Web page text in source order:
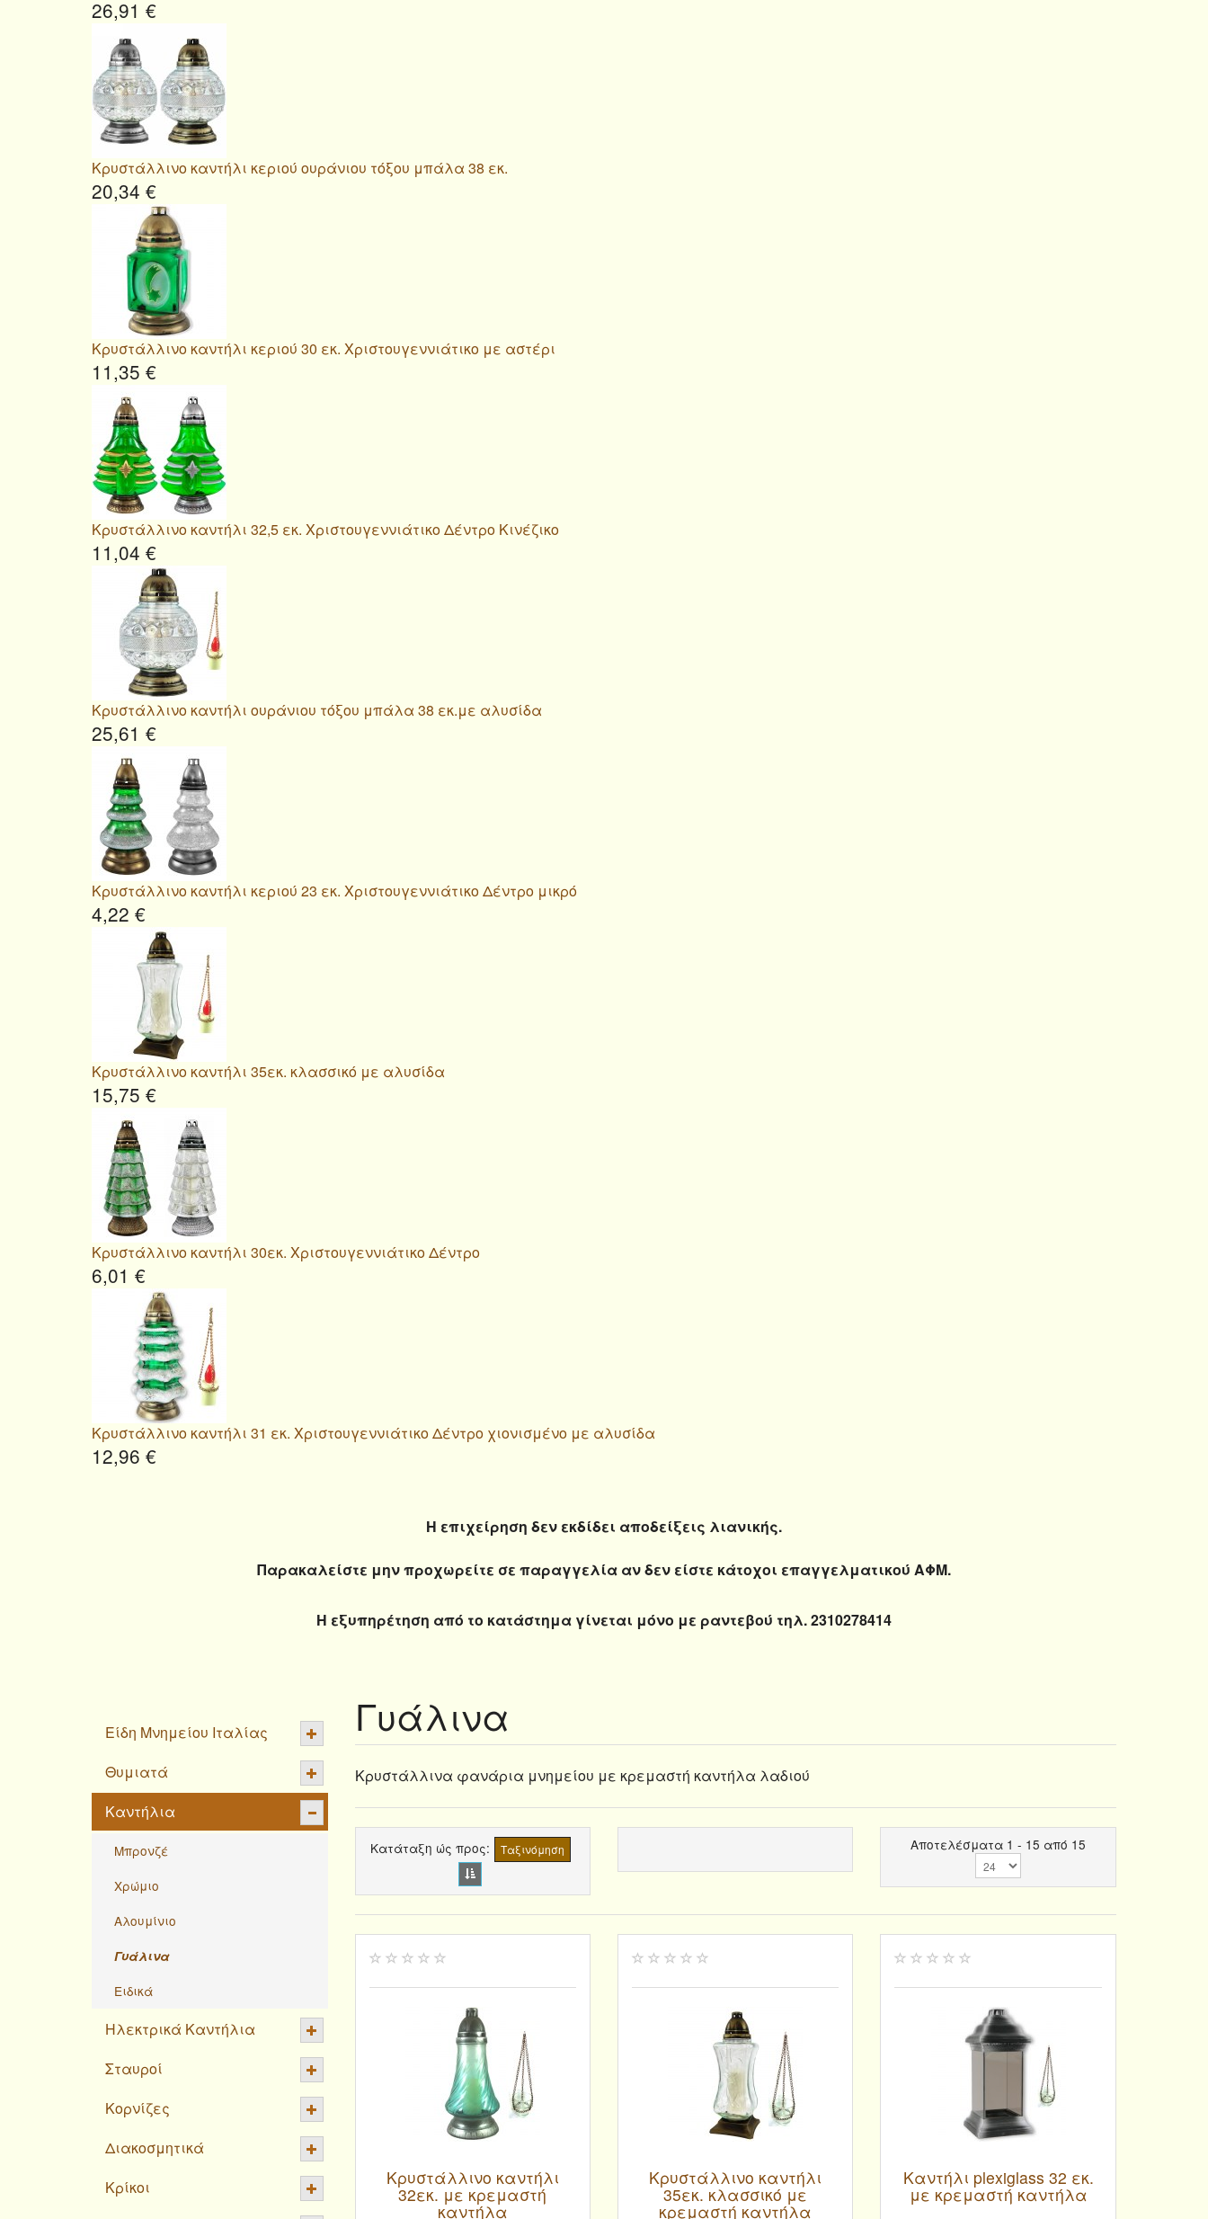
26,91 €
Κρυστάλλινο καντήλι κεριού ουράνιου τόξου μπάλα 38 εκ.
20,34 €
Κρυστάλλινο καντήλι κεριού 30 εκ. Χριστουγεννιάτικο με αστέρι
11,35 €
Κρυστάλλινο καντήλι 32,5 εκ. Χριστουγεννιάτικο Δέντρο Κινέζικο
11,04 €
Κρυστάλλινο καντήλι ουράνιου τόξου μπάλα 38 εκ.με αλυσίδα
25,61 €
Κρυστάλλινο καντήλι κεριού 23 εκ. Χριστουγεννιάτικο Δέντρο μικρό
4,22 €
Κρυστάλλινο καντήλι 35εκ. κλασσικό με αλυσίδα
15,75 €
Κρυστάλλινο καντήλι 30εκ. Χριστουγεννιάτικο Δέντρο
6,01 €
Κρυστάλλινο καντήλι 31 εκ. Χριστουγεννιάτικο Δέντρο χιονισμένο με αλυσίδα
12,96 €
Η επιχείρηση δεν εκδίδει αποδείξεις λιανικής.
Παρακαλείστε μην προχωρείτε σε παραγγελία αν δεν είστε κάτοχοι επαγγελματικού ΑΦΜ.
Η εξυπηρέτηση από το κατάστημα γίνεται μόνο με ραντεβού τηλ. 2310278414
Γυάλινα
Κρυστάλλινα φανάρια μνημείου με κρεμαστή καντήλα λαδιού
Κατάταξη ώς προς Ταξινόμηση Αποτελέσματα 1 - 15 από 15
Κρυστάλλινο καντήλι
32εκ. με κρεμαστή
καντήλα
Κρυστάλλινο καντήλι
35εκ. κλασσικό με
κρεμαστή καντήλα
Καντήλι plexiglass 32 εκ.
με κρεμαστή καντήλα
Είδη Μνημείου Ιταλίας
Θυμιατά
Καντήλια
Μπρονζέ
Χρώμιο
Αλουμίνιο
Γυάλινα
Ειδικά
Ηλεκτρικά Καντήλια
Σταυροί
Κορνίζες
Διακοσμητικά
Κρίκοι